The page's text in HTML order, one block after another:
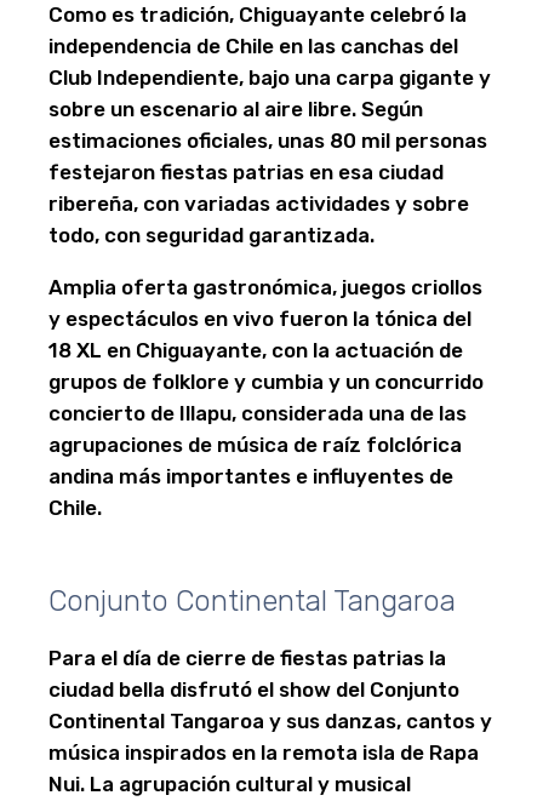
Como es tradición, Chiguayante celebró la
independencia de Chile en las canchas del
Club Independiente, bajo una carpa gigante y
sobre un escenario al aire libre. Según
estimaciones oficiales, unas 80 mil personas
festejaron fiestas patrias en esa ciudad
ribereña, con variadas actividades y sobre
todo, con seguridad garantizada.
Amplia oferta gastronómica, juegos criollos
y espectáculos en vivo fueron la tónica del
18 XL en Chiguayante, con la actuación de
grupos de folklore y cumbia y un concurrido
concierto de Illapu, considerada una de las
agrupaciones de música de raíz folclórica
andina más importantes e influyentes de
Chile.
Conjunto Continental Tangaroa
Para el día de cierre de fiestas patrias la
ciudad bella disfrutó el show del Conjunto
Continental Tangaroa y sus danzas, cantos y
música inspirados en la remota isla de Rapa
Nui. La agrupación cultural y musical